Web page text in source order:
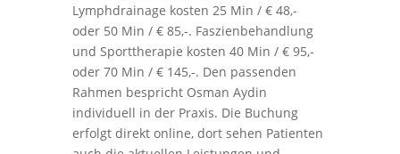
Lymphdrainage kosten 25 Min / € 48,-
oder 50 Min / € 85,-. Faszienbehandlung
und Sporttherapie kosten 40 Min / € 95,-
oder 70 Min / € 145,-. Den passenden
Rahmen bespricht Osman Aydin
individuell in der Praxis. Die Buchung
erfolgt direkt online, dort sehen Patienten